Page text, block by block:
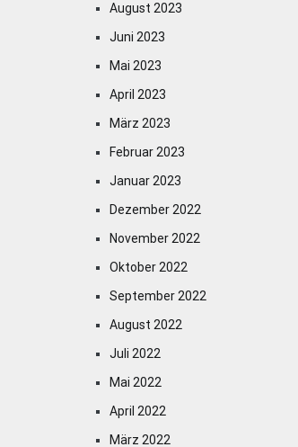
August 2023
Juni 2023
Mai 2023
April 2023
März 2023
Februar 2023
Januar 2023
Dezember 2022
November 2022
Oktober 2022
September 2022
August 2022
Juli 2022
Mai 2022
April 2022
März 2022